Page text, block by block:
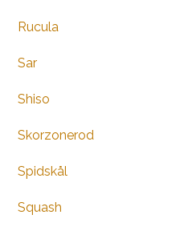
Rucula
Sar
Shiso
Skorzonerod
Spidskål
Squash